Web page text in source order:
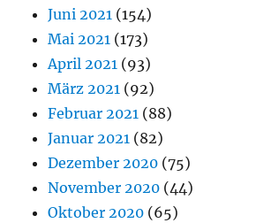
Juni 2021 (154)
Mai 2021 (173)
April 2021 (93)
März 2021 (92)
Februar 2021 (88)
Januar 2021 (82)
Dezember 2020 (75)
November 2020 (44)
Oktober 2020 (65)